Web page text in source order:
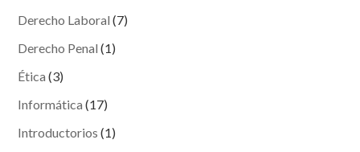
Derecho Laboral (7)
Derecho Penal (1)
Ética (3)
Informática (17)
Introductorios (1)